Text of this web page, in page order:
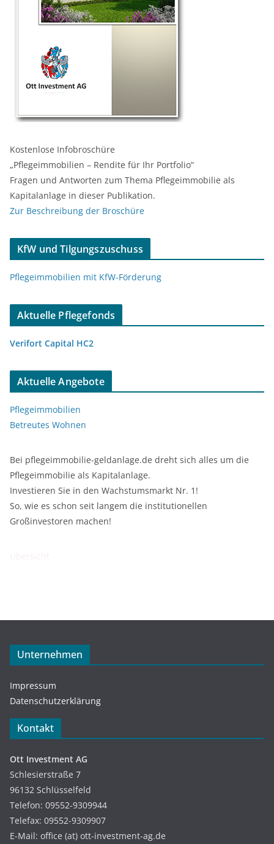
Kostenlose Infobroschüre
„Pflegeimmobilien – Rendite für Ihr Portfolio“
Fragen und Antworten zum Thema Pflegeimmobilie als
Kapitalanlage in dieser Publikation.
Zur Beschreibung der Broschüre
KfW und Tilgungszuschuss
Pflegeimmobilien mit KfW-Förderung
Aktuelle Pflegefonds
Verifort Capital HC2
Aktuelle Angebote
Pflegeimmobilien
Betreutes Wohnen
Bei pflegeimmobilie-geldanlage.de dreht sich alles um die
Pflegeimmobilie als Kapitalanlage.
Investieren Sie in den Wachstumsmarkt Nr. 1!
So, wie es schon seit langem die institutionellen
Großinvestoren machen!
Unternehmen
Impressum
Datenschutzerklärung
Kontakt
Ott Investment AG
Schlesierstraße 7
96132 Schlüsselfeld
Telefon: 09552-9309944
Telefax: 09552-9309907
E-Mail: office (at) ott-investment-ag.de